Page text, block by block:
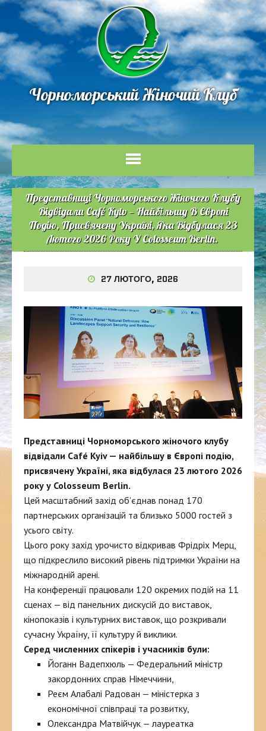
Чорноморський Жіночий Клуб
Представниці Чорноморського Жіночого Клубу
Відвідали Café Kyiv — Найбільшу В Європі
Подію, Присвячену Україні, Яка Відбулася 23
Лютого 2026 Року У Colosseum Berlin.
27 ЛЮТОГО, 2026
Представниці Чорноморського жіночого клубу
відвідали Café Kyiv — найбільшу в Європі подію,
присвячену Україні, яка відбулася 23 лютого 2026
року у Colosseum Berlin.
Цей масштабний захід об’єднав понад 170
партнерських організацій та близько 5000 гостей з
усього світу.
Цього року захід урочисто відкривав Фрідріх Мерц,
що підкреслило високий рівень підтримки України на
міжнародній арені.
На конференції працювали 120 окремих подій на 11
сценах — від панельних дискусій до виставок,
кінопоказів і культурних виставок, що розкривали
сучасну Україну, її культуру й виклики.
Серед численних спікерів і учасників були:
Йоганн Вадепхюль — Федеральний міністр
закордонних справ Німеччини,
Реєм Алабалі Радован — міністерка з
економічної співпраці та розвитку,
Олександра Матвійчук — лауреатка